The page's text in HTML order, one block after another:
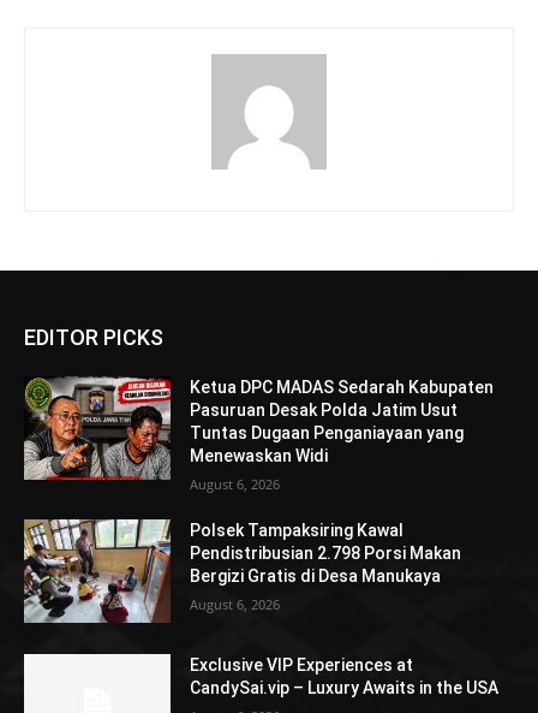
EDITOR PICKS
Ketua DPC MADAS Sedarah Kabupaten
Pasuruan Desak Polda Jatim Usut
Tuntas Dugaan Penganiayaan yang
Menewaskan Widi
August 6, 2026
Polsek Tampaksiring Kawal
Pendistribusian 2.798 Porsi Makan
Bergizi Gratis di Desa Manukaya
August 6, 2026
Exclusive VIP Experiences at
CandySai.vip – Luxury Awaits in the USA